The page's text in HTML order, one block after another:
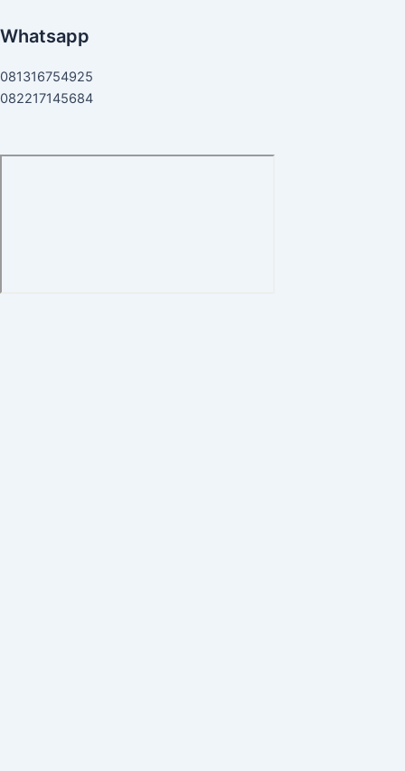
Whatsapp
081316754925
082217145684